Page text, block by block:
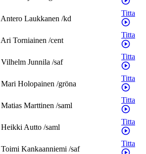
Antero Laukkanen /kd
Titta
Ari Torniainen /cent
Titta
Vilhelm Junnila /saf
Titta
Mari Holopainen /gröna
Titta
Matias Marttinen /saml
Titta
HeikkiAutto /saml
Titta
Toimi Kankaanniemi /saf
Titta